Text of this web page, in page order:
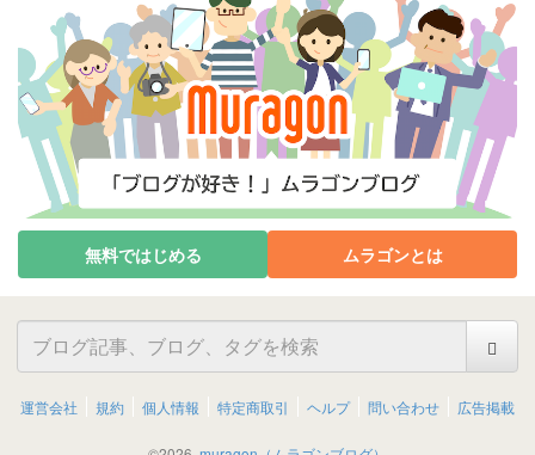
無料ではじめる ムラゴンとは
運営会社 規約 個人情報 特定商取引 ヘルプ 問い合わせ 広告掲載